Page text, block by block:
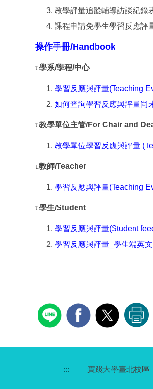
教學評量追蹤輔導訪談
課程申請免學生學習反應
操作手冊/Handbook
u學系/學程/中心
學習反應與評量(Teaching
如何查詢學習反應與評量尚
u教學單位主管/For Chair and
教學單位學習反應與評量
u教師/Teacher
學習反應與評量(Teaching
u學生/Student
學習反應與評量(Student
學習反應與評量_學生端英
::: 實踐大學臺北校區